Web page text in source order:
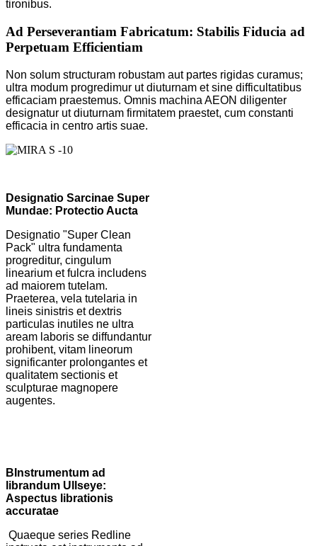
tironibus.
Ad Perseverantiam Fabricatum: Stabilis Fiducia ad
Perpetuam Efficientiam
Non solum structuram robustam aut partes rigidas curamus;
ultra modum progredimur ut diuturnam et sine difficultatibus
efficaciam praestemus. Omnis machina AEON diligenter
designatur ut diuturnam firmitatem praestet, cum constanti
efficacia in centro artis suae.
Designatio Sarcinae Super
Mundae: Protectio Aucta
Designatio "Super Clean
Pack" ultra fundamenta
progreditur, cingulum
linearium et fulcra includens
ad maiorem tutelam.
Praeterea, vela tutelaria in
lineis sinistris et dextris
particulas inutiles ne ultra
aream laboris se diffundantur
prohibent, vitam lineorum
significanter prolongantes et
qualitatem sectionis et
sculpturae magnopere
augentes.
B Instrumentum ad
librandum Ullseye:
Aspectus librationis
accuratae
Quaeque series Redline